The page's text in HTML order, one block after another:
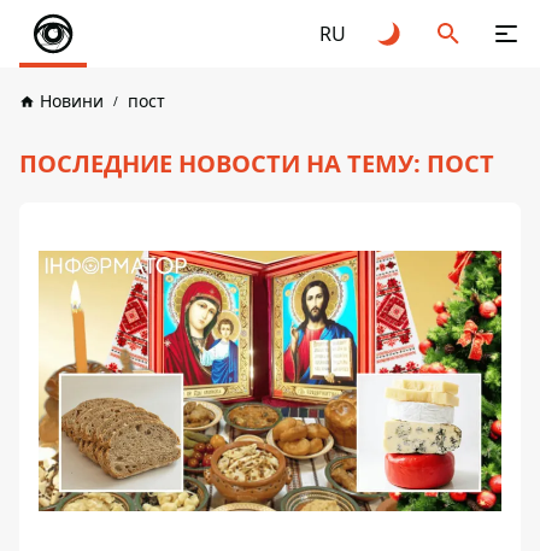
RU
Новини пост
ПОСЛЕДНИЕ НОВОСТИ НА ТЕМУ: ПОСТ